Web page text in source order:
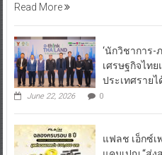
Read More
‘นักวิชาการ-
เศรษฐกิจไท
ประเทศราย
June 22, 2026 0
แฟลช เอ็กซ์เ